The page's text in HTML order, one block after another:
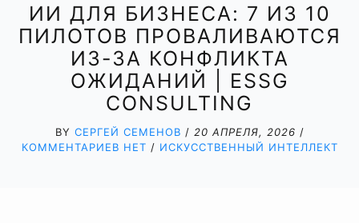
ИИ ДЛЯ БИЗНЕСА: 7 ИЗ 10
ПИЛОТОВ ПРОВАЛИВАЮТСЯ
ИЗ-ЗА КОНФЛИКТА
ОЖИДАНИЙ | ESSG
CONSULTING
BY СЕРГЕЙ СЕМЕНОВ / 20 АПРЕЛЯ, 2026 /
КОММЕНТАРИЕВ НЕТ / ИСКУССТВЕННЫЙ ИНТЕЛЛЕКТ